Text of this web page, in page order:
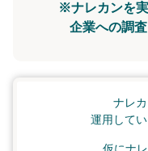
※ナレカンを
企業への調
ナレ
運用して